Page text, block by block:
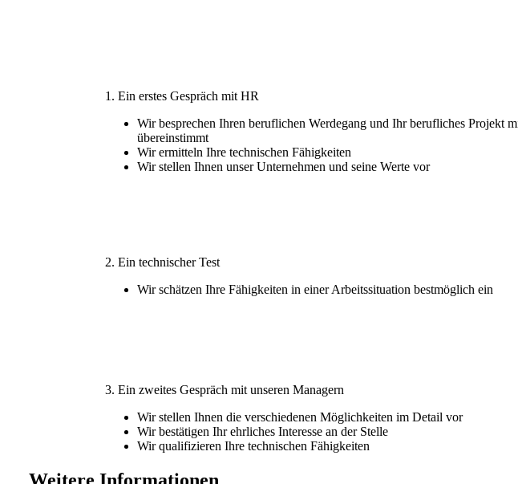
1. Ein erstes Gespräch mit HR
Wir besprechen Ihren beruflichen Werdegang und Ihr berufliches Projekt
übereinstimmt
Wir ermitteln Ihre technischen Fähigkeiten
Wir stellen Ihnen unser Unternehmen und seine Werte vor
2. Ein technischer Test
Wir schätzen Ihre Fähigkeiten in einer Arbeitssituation bestmöglich ein
3. Ein zweites Gespräch mit unseren Managern
Wir stellen Ihnen die verschiedenen Möglichkeiten im Detail vor
Wir bestätigen Ihr ehrliches Interesse an der Stelle
Wir qualifizieren Ihre technischen Fähigkeiten